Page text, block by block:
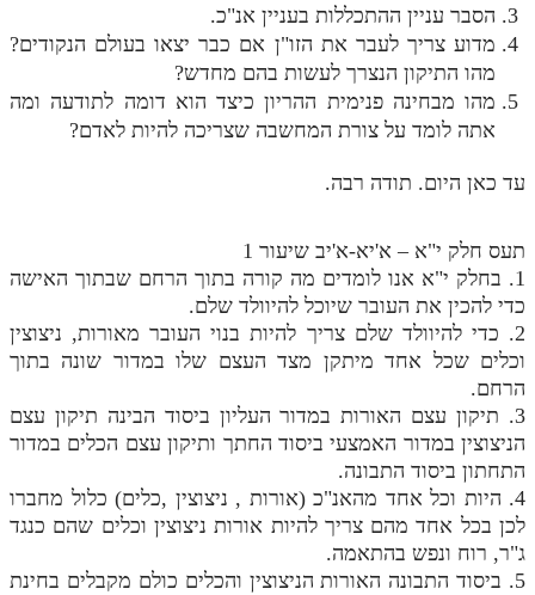
הסבר עניין ההתכללות בעניין אנ"כ.
מדוע צריך לעבר את הזו"ן אם כבר יצאו בעולם הנקודים?
מהו התיקון הנצרך לעשות בהם מחדש?
מהו מבחינה פנימית ההריון כיצד הוא דומה לתודעה ומה
אתה לומד על צורת המחשבה שצריכה להיות לאדם?
עד כאן היום. תודה רבה.
תעס חלק י"א – א'יא-א'יב שיעור 1
1. בחלק י"א אנו לומדים מה קורה בתוך הרחם שבתוך האישה
כדי להכין את העובר שיוכל להיוולד שלם.
2. כדי להיוולד שלם צריך להיות בנוי העובר מאורות, ניצוצין
וכלים שכל אחד מיתקן מצד העצם שלו במדור שונה בתוך
הרחם.
3. תיקון עצם האורות במדור העליון ביסוד הבינה תיקון עצם
הניצוצין במדור האמצעי ביסוד החתך ותיקון עצם הכלים במדור
התחתון ביסוד התבונה.
4. היות וכל אחד מהאנ"כ (אורות , ניצוצין ,כלים) כלול מחברו
לכן בכל אחד מהם צריך להיות אורות ניצוצין וכלים שהם כנגד
ג"ר, רוח ונפש בהתאמה.
5. ביסוד התבונה האורות הניצוצין והכלים כולם מקבלים בחינת